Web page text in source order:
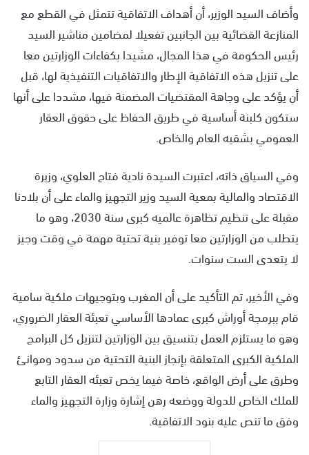
وأضاف السيد الوزير، أن أهداف الاتفاقية تتمثل في القطع مع
المنازعة القضائية بين الجانبين تفعيلا لمضامين مناشير السيد
رئيس الحكومة في هذا المجال، مشيدا بكفاءات الوزارتين معا
على تنزيل هذه الاتفاقية الإطار والاتفاقيات التنفيذية لها، قبل
أن يؤكد على وجاهة المقتضيات المضمنة فيها، مشددا على أنها
ستكون كلبنة أساسية في طريق الحفاظ على حقوق العقار
العمومي بشقيه العام والخاص.
وفي السياق ذاته، اعتبرت السيدة نادية فتاح العلوي، وزيرة
الاقتصاد والمالية بمعية السيد وزير التجهيز والماء على أن بلادنا
مقبلة على تنظيم تظاهرة عالميه كبرى سنة 2030، وهو ما
يتطلب من الوزارتين معا توفير بنية تحتية مهمة في وقت وجيز
لا يتعدى الست سنوات.
وفي الأخير، تم التأكيد على أن المغرب وبتوجيهات ملكية سامية
قام ببرمجة أوراش كبرى عمادها الأساسي تعبئة العقار الضروري،
وهو ما يستلزم العمل بتنسيق بين الوزارتين لتنزيل كل البرامج
الملكية الكبرى المتعلقة بإنجاز البنية التحتية من سدود وموانئ
وطرق على أرض الواقع، خاصة فيما يخص تعبئه العقار التابع
للملك الخاص للدولة ووضعه رهن إشارة وزارة التجهيز والماء
وفق ما تنص عليه بنود الاتفاقية.